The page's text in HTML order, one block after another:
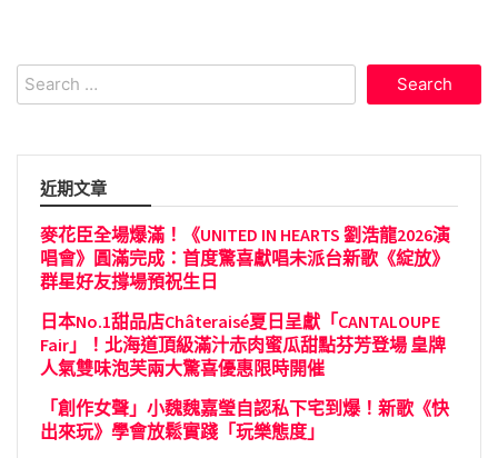
Search
for:
近期文章
麥花臣全場爆滿！《UNITED IN HEARTS 劉浩龍2026演
唱會》圓滿完成：首度驚喜獻唱未派台新歌《綻放》
群星好友撐場預祝生日
日本No.1甜品店Châteraisé夏日呈獻「CANTALOUPE
Fair」！北海道頂級滿汁赤肉蜜瓜甜點芬芳登場 皇牌
人氣雙味泡芙兩大驚喜優惠限時開催
「創作女聲」小魏魏嘉瑩自認私下宅到爆！新歌《快
出來玩》學會放鬆實踐「玩樂態度」